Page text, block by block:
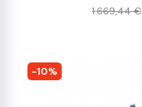
1.669,44 €
-10%